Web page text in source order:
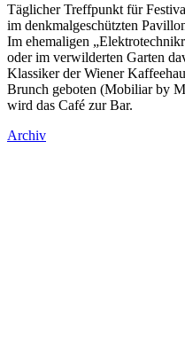
Täglicher Treffpunkt für
im denkmalgeschützten
Im ehemaligen
oder im verwilderten Garten
Klassiker der Wiener
Brunch geboten (Mobiliar by
wird das Café zur Bar.
Archiv